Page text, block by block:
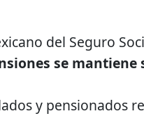
del Seguro
se
y pensionados